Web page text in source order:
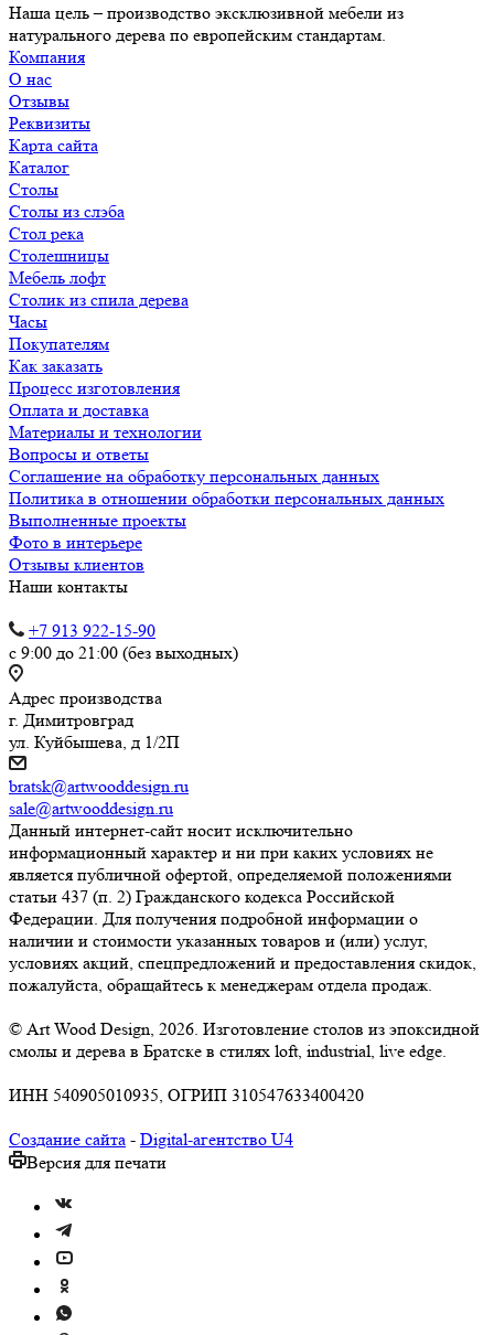
Наша цель – производство эксклюзивной мебели из
натурального дерева по европейским стандартам.
Компания
О нас
Отзывы
Реквизиты
Карта сайта
Каталог
Столы
Столы из слэба
Стол река
Столешницы
Мебель лофт
Столик из спила дерева
Часы
Покупателям
Как заказать
Процесс изготовления
Оплата и доставка
Материалы и технологии
Вопросы и ответы
Соглашение на обработку персональных данных
Политика в отношении обработки персональных данных
Выполненные проекты
Фото в интерьере
Отзывы клиентов
Наши контакты
+7 913 922-15-90
с 9:00 до 21:00 (без выходных)
Адрес производства
г. Димитровград
ул. Куйбышева, д 1/2П
bratsk@artwooddesign.ru
sale@artwooddesign.ru
Данный интернет-сайт носит исключительно
информационный характер и ни при каких условиях не
является публичной офертой, определяемой положениями
статьи 437 (п. 2) Гражданского кодекса Российской
Федерации. Для получения подробной информации о
наличии и стоимости указанных товаров и (или) услуг,
условиях акций, спецпредложений и предоставления скидок,
пожалуйста, обращайтесь к менеджерам отдела продаж.
© Art Wood Design, 2026. Изготовление столов из эпоксидной
смолы и дерева в Братске в стилях loft, industrial, live edge.
ИНН 540905010935, ОГРИП 310547633400420
Создание сайта - Digital-агентство U4
Версия для печати